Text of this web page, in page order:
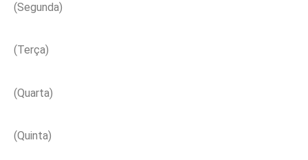
(Segunda)
(Terça)
(Quarta)
(Quinta)